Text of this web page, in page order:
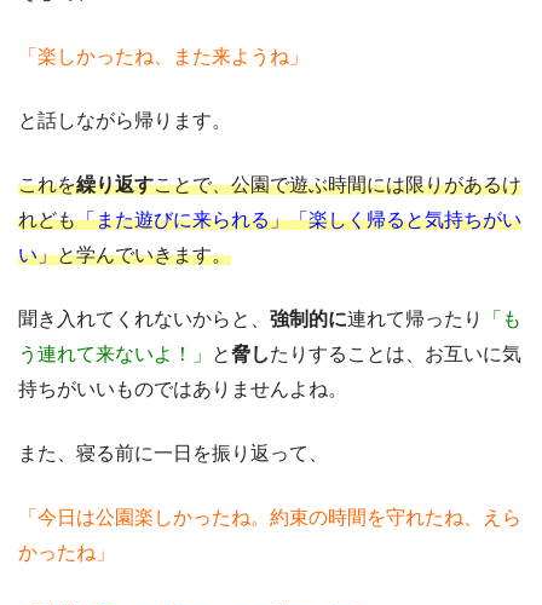
「楽しかったね、また来ようね」
と話しながら帰ります。
これを繰り返すことで、公園で遊ぶ時間には限りがあるけ
れども「また遊びに来られる」「楽しく帰ると気持ちがい
い」と学んでいきます。
聞き入れてくれないからと、 強制的に連れて帰ったり
「も
う連れて来ないよ！」
と脅したりすることは、お互いに気
持ちがいいものではありませんよね。
また、寝る前に一日を振り返って、
「今日は公園楽しかったね。約束の時間を守れたね、えら
かったね」